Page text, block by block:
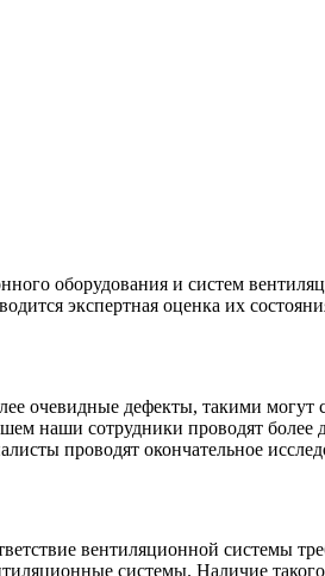
оборудования и систем
экспертная оценка их
очевидные дефекты, такими
наши сотрудники проводят
проводят окончательное
вентиляционной системы
системы. Наличие